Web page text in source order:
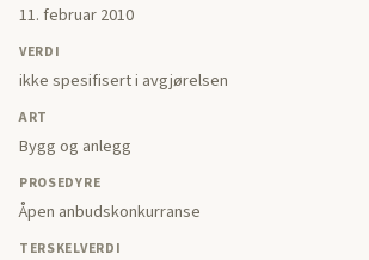
11. februar 2010
VERDI
ikke spesifisert i avgjørelsen
ART
Bygg og anlegg
PROSEDYRE
Åpen anbudskonkurranse
TERSKELVERDI